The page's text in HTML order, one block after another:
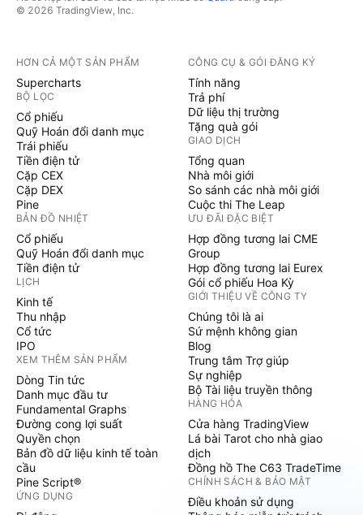
© 2026 TradingView, Inc.
HƠN CẢ MỘT SẢN PHẨM
Supercharts
BỘ LỌC
Cổ phiếu
Quỹ Hoán đổi danh mục
Trái phiếu
Tiền điện tử
Cặp CEX
Cặp DEX
Pine
BẢN ĐỒ NHIỆT
Cổ phiếu
Quỹ Hoán đổi danh mục
Tiền điện tử
LỊCH
Kinh tế
Thu nhập
Cổ tức
IPO
XEM THÊM SẢN PHẨM
Dòng Tin tức
Danh mục đầu tư
Fundamental Graphs
Đường cong lợi suất
Quyền chọn
Bản đồ dữ liệu kinh tế toàn
cầu
Pine Script®
ỨNG DỤNG
CÔNG CỤ & GÓI ĐĂNG KÝ
Tính năng
Trả phí
Dữ liệu thị trường
Tặng quà gói
GIAO DỊCH
Tổng quan
Nhà môi giới
So sánh các nhà môi giới
Cuộc thi The Leap
ƯU ĐÃI ĐẶC BIỆT
Hợp đồng tương lai CME
Group
Hợp đồng tương lai Eurex
Gói cổ phiếu Hoa Kỳ
GIỚI THIỆU VỀ CÔNG TY
Chúng tôi là ai
Sứ mệnh không gian
Blog
Trung tâm Trợ giúp
Sự nghiệp
Bộ Tài liệu truyền thông
HÀNG HÓA
Cửa hàng TradingView
Lá bài Tarot cho nhà giao
dịch
Đồng hồ The C63 TradeTime
CHÍNH SÁCH & BẢO MẬT
Điều khoản sử dụng